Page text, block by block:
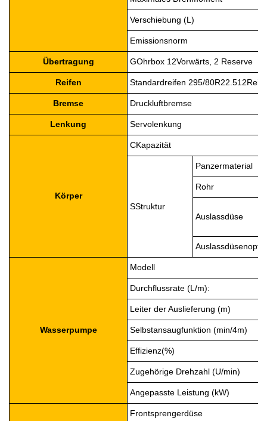
Verschiebung (L)
Emissionsnorm
Übertragung GOhrbox 12Vorwärts, 2 Reserve
Reifen Standardreifen 295/80R22.512
Bremse Druckluftbremse
Lenkung Servolenkung
Körper
CKapazität
SStruktur
Panzermaterial
Rohr
Auslassdüse
Wasserpumpe
Modell
Durchflussrate (L/m):
Leiter der Auslieferung (m)
Selbstansaugfunktion (min/4m)
Effizienz(%)
Zugehörige Drehzahl (U/min)
Angepasste Leistung (kW)
Frontsprengerdüse